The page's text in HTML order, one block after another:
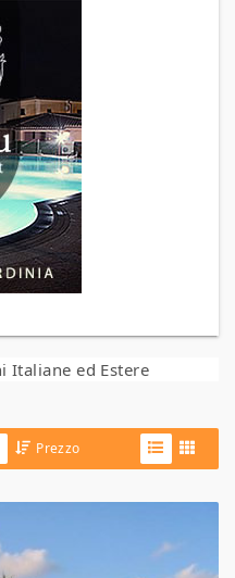
Prezzo